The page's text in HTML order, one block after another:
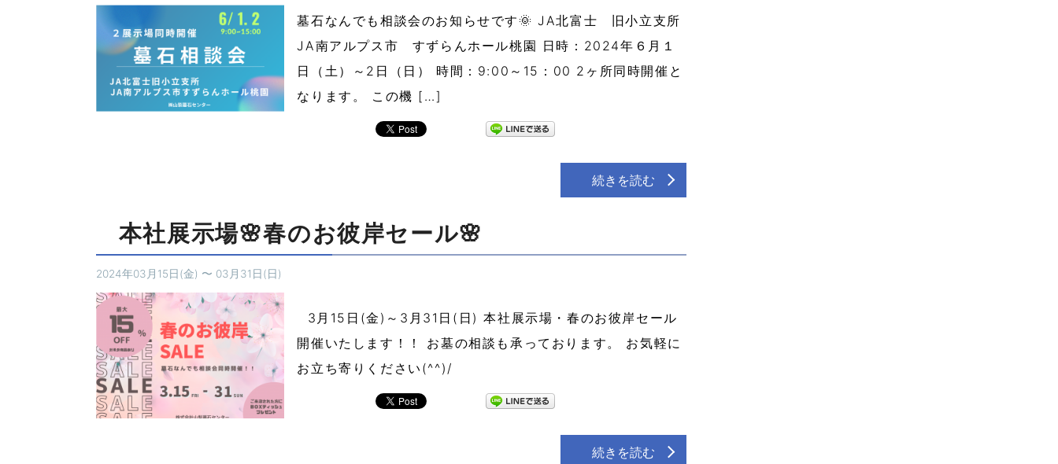
墓石なんでも相談会のお知らせです🌞 JA北富士 旧小立支所
JA南アルプス市 すずらんホール桃園 日時：2024年６月１
日（土）～2日（日） 時間：9:00～15：00 2ヶ所同時開催と
なります。 この機 […]
続きを読む
本社展示場🌸春のお彼岸セール🌸
2024年03月15日(金) 〜 03月31日(日)
3月15日(金)～3月31日(日) 本社展示場・春のお彼岸セール
開催いたします！！ お墓の相談も承っております。 お気軽に
お立ち寄りください(^^)/
続きを読む